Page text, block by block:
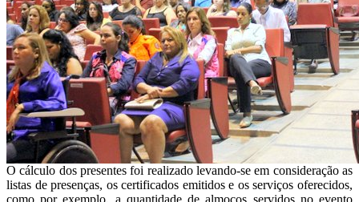
O cálculo dos presentes foi realizado levando-se em consideração as
listas de presenças, os certificados emitidos e os serviços oferecidos,
como por exemplo, a quantidade de almoços servidos no evento